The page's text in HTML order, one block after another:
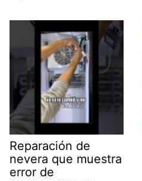
Reparación de
nevera que muestra
error de